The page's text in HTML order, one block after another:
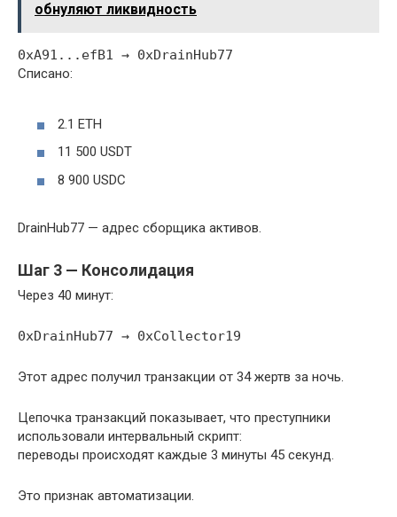
обнуляют ликвидность
0xA91...efB1 → 0xDrainHub77
Списано:
2.1 ETH
11 500 USDT
8 900 USDC
DrainHub77 — адрес сборщика активов.
Шаг 3 — Консолидация
Через 40 минут:
0xDrainHub77 → 0xCollector19
Этот адрес получил транзакции от 34 жертв за ночь.
Цепочка транзакций показывает, что преступники
использовали интервальный скрипт:
переводы происходят каждые 3 минуты 45 секунд.
Это признак автоматизации.